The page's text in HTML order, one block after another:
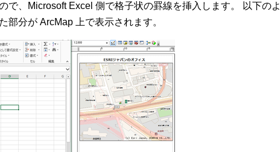
で、Microsoft Excel 側で格子状の罫線を挿入します。 以下のよ
部分が ArcMap 上で表示されます。